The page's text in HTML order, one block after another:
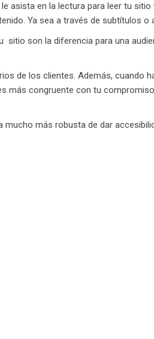
asista en la lectura para leer tu
Ya sea a través de subtítulos o
son la diferencia para una
de los clientes. Además, cuando
congruente con tu
más robusta de dar